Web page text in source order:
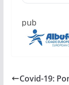
pub
Covid-19: